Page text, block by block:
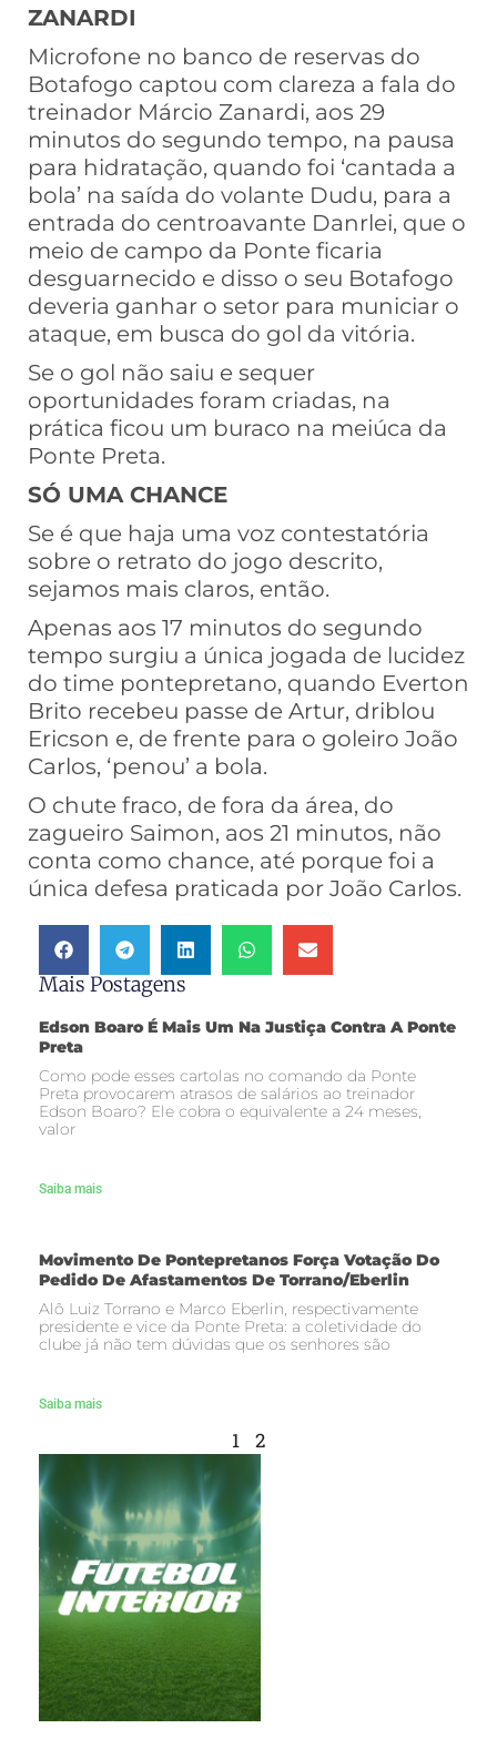
ZANARDI
Microfone no banco de reservas do
Botafogo captou com clareza a fala do
treinador Márcio Zanardi, aos 29
minutos do segundo tempo, na pausa
para hidratação, quando foi ‘cantada a
bola’ na saída do volante Dudu, para a
entrada do centroavante Danrlei, que o
meio de campo da Ponte ficaria
desguarnecido e disso o seu Botafogo
deveria ganhar o setor para municiar o
ataque, em busca do gol da vitória.
Se o gol não saiu e sequer
oportunidades foram criadas, na
prática ficou um buraco na meiúca da
Ponte Preta.
SÓ UMA CHANCE
Se é que haja uma voz contestatória
sobre o retrato do jogo descrito,
sejamos mais claros, então.
Apenas aos 17 minutos do segundo
tempo surgiu a única jogada de lucidez
do time pontepretano, quando Everton
Brito recebeu passe de Artur, driblou
Ericson e, de frente para o goleiro João
Carlos, ‘penou’ a bola.
O chute fraco, de fora da área, do
zagueiro Saimon, aos 21 minutos, não
conta como chance, até porque foi a
única defesa praticada por João Carlos.
Mais Postagens
Edson Boaro É Mais Um Na Justiça Contra A Ponte
Preta
Como pode esses cartolas no comando da Ponte
Preta provocarem atrasos de salários ao treinador
Edson Boaro? Ele cobra o equivalente a 24 meses,
valor
Saiba mais
Movimento De Pontepretanos Força Votação Do
Pedido De Afastamentos De Torrano/Eberlin
Alô Luiz Torrano e Marco Eberlin, respectivamente
presidente e vice da Ponte Preta: a coletividade do
clube já não tem dúvidas que os senhores são
Saiba mais
1 2